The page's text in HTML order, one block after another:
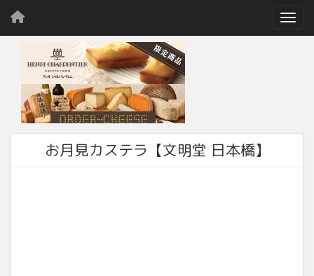
お月見カステラ【文明堂 日本橋】